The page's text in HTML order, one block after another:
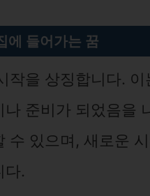
에 들어가는 꿈
작을 상징합니다.
준비가 되었음을
수 있으며, 새로운
다.